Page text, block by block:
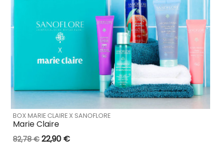
BOX MARIE CLAIRE X SANOFLORE
Marie Claire
82,78 € 22,90 €